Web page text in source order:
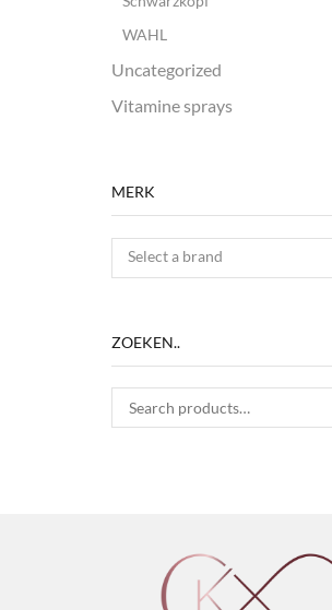
WAHL
Uncategorized
Vitamine sprays
MERK
Select a brand
ZOEKEN..
Search for: